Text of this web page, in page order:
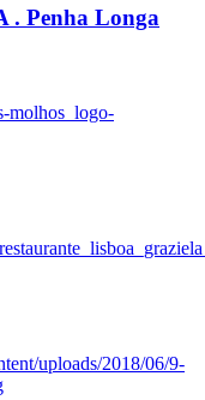
Penha Longa
molhos_logo-
uploads/2018/06/9-